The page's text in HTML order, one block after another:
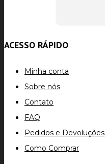
ACESSO RÁPIDO
Minha conta
Sobre nós
Contato
FAQ
Pedidos e Devoluções
Como Comprar